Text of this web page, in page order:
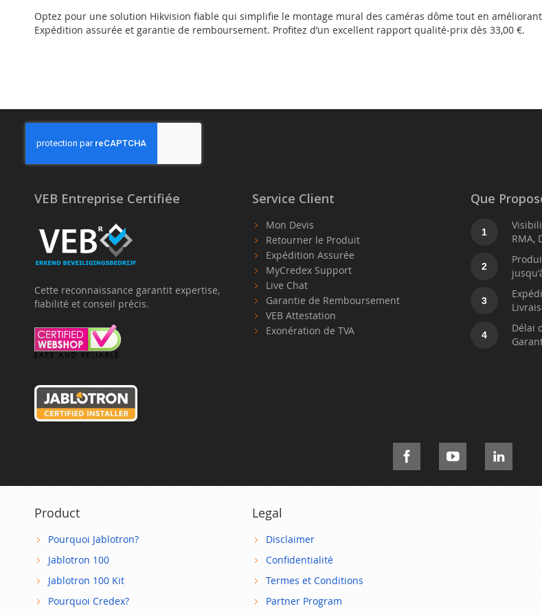
Optez pour une solution Hikvision fiable qui simplifie le montage mural des caméras dôme tout en
Expédition assurée et garantie de remboursement. Profitez d’un excellent rapport qualité‑prix dès 33,00 €.
VEB Entreprise Certifiée
Cette reconnaissance garantit expertise,
fiabilité et conseil précis.
Service Client
Mon Devis
Retourner le Produit
Expédition Assurée
MyCredex Support
Live Chat
Garantie de Remboursement
VEB Attestation
Exonération de TVA
Que
1
RMA,
2
3
4
Délai
Product
Pourquoi Jablotron?
Jablotron 100
Jablotron 100 Kit
Pourquoi Credex?
Legal
Disclaimer
Confidentialité
Termes et Conditions
Partner Program